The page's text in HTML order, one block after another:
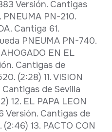
Versión. Cantigas
PN-210.
Cantiga 61.
PNEUMA PN-740.
EN EL
Cantigas de
(2:28) 11. VISION
Cantigas de Sevilla
12. EL PAPA LEON
Versión. Cantigas de
13. PACTO CON